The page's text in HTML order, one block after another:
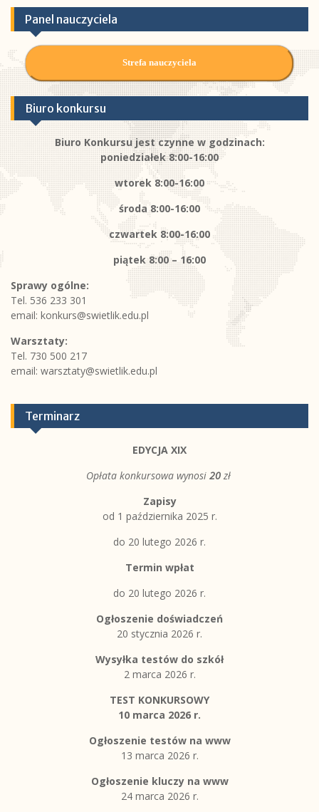
Panel nauczyciela
Strefa nauczyciela
Biuro konkursu
Biuro Konkursu jest czynne w godzinach:
poniedziałek 8:00-16:00
wtorek 8:00-16:00
środa 8:00-16:00
czwartek 8:00-16:00
piątek8:00 – 16:00
Sprawy ogólne:
Tel. 536 233 301
email: konkurs@swietlik.edu.pl
Warsztaty:
Tel. 730 500 217
email: warsztaty@swietlik.edu.pl
Terminarz
EDYCJA XIX
Opłata konkursowa wynosi 20zł
Zapisy
od 1 października 2025 r.
do 20 lutego 2026 r.
Termin wpłat
do 20 lutego 2026 r.
Ogłoszenie doświadczeń
20 stycznia 2026 r.
Wysyłka testów do szkół
2 marca 2026 r.
TEST KONKURSOWY
10 marca 2026 r.
Ogłoszenie testów na www
13 marca 2026 r.
Ogłoszenie kluczy na www
24 marca 2026 r.